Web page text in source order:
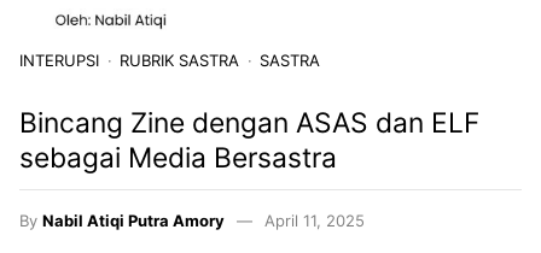
INTERUPSI RUBRIK SASTRA SASTRA
Bincang Zine dengan ASAS dan ELF
sebagai Media Bersastra
By Nabil Atiqi Putra Amory April 11, 2025